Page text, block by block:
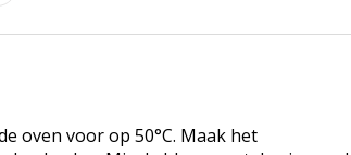
oven voor op 50°C. Maak het